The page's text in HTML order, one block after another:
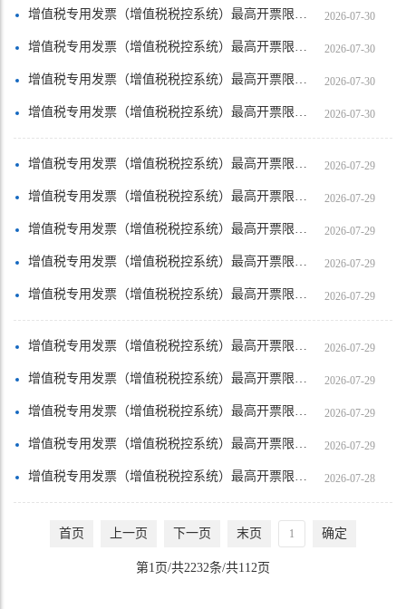
增值税专用发票（增值税税控系统）最高开票限额审批【广州赋米贸易有限公司】 2026-07-30
增值税专用发票（增值税税控系统）最高开票限额审批【博罗县言宸港源商贸行（个人独资）】 2026-07-30
增值税专用发票（增值税税控系统）最高开票限额审批【揭阳市揭东区锡场镇三月里服饰工…… 2026-07-30
增值税专用发票（增值税税控系统）最高开票限额审批【东莞市东坑思图工业产品设计工作室】 2026-07-30
增值税专用发票（增值税税控系统）最高开票限额审批【普宁市云落甘好水果网店（个体工商户）】 2026-07-29
增值税专用发票（增值税税控系统）最高开票限额审批【佛山市峰科贸易有限公司】 2026-07-29
增值税专用发票（增值税税控系统）最高开票限额审批【四会市圆玉生生珠宝店（个体工商户）】 2026-07-29
增值税专用发票（增值税税控系统）最高开票限额审批【四会市诺维思贸易有限公司】 2026-07-29
增值税专用发票（增值税税控系统）最高开票限额审批【肇庆市高要区城哥运输服务部（个…… 2026-07-29
增值税专用发票（增值税税控系统）最高开票限额审批【东莞颐美医疗美容有限公司】 2026-07-29
增值税专用发票（增值税税控系统）最高开票限额审批【珠海贾如科技有限公司】 2026-07-29
增值税专用发票（增值税税控系统）最高开票限额审批【广州从化区江埔街康盛五金装饰商…… 2026-07-29
增值税专用发票（增值税税控系统）最高开票限额审批【谷清皇咖商贸（佛山）有限公司】 2026-07-29
增值税专用发票（增值税税控系统）最高开票限额审批【佛山市毅科钧能新材料有限公司】 2026-07-28
首页 上一页 下一页 末页 确定
第1页/共2232条/共112页